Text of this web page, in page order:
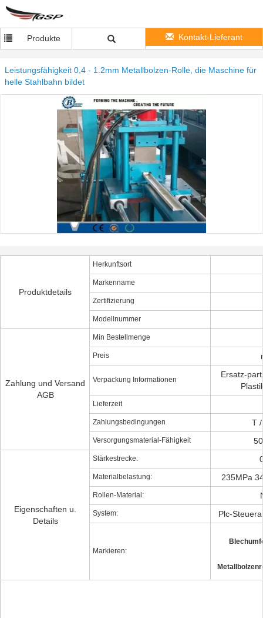
Produkte Kontakt-Lieferant
Leistungsfähigkeit 0,4 - 1.2mm Metallbolzen-Rolle, die Maschine für
helle Stahlbahn bildet
Produktdetails
Herkunftsort
Markenname
Zertifizierung
Modellnummer
Zahlung und Versand
AGB
Min Bestellmenge
Preis
Verpackung Informationen
Ersatz-
Lieferzeit
Zahlungsbedingungen T
Versorgungsmaterial-Fähigkeit
Eigenschaften u.
Details
Stärkestrecke:
Materialbelastung: 235MPa
Rollen-Material:
System: Plc-
Markieren: